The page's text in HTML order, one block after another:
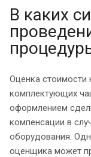
В каких
Оценка стоимости
комплектующих
оформлением
компенсации в
оборудования.
оценщика может